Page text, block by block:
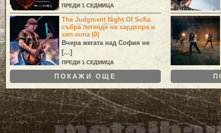
ПРЕДИ 1 СЕДМИЦА
The Judgment Night Of Sofia
събра легенди на хардкора и
хип-хопа (0)
Вчера жегата над София не
[…]
ПРЕДИ 1 СЕДМИЦА
ПОКАЖИ ОЩЕ